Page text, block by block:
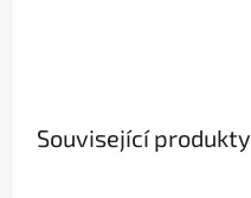
Související produkty